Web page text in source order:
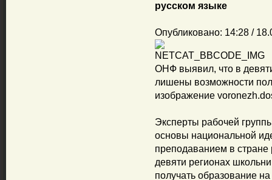
русском языке
Опубликовано: 14:28 /
ОНФ выявил, что в
лишены возможности
изображение
Эксперты рабочей
основы национальной
преподаванием в стране
девяти регионах
получать образование